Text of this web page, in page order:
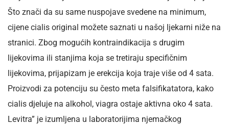
Što znači da su same nuspojave svedene na minimum,
cijene cialis original možete saznati u našoj ljekarni niže na
stranici. Zbog mogućih kontraindikacija s drugim
lijekovima ili stanjima koja se tretiraju specifičnim
lijekovima, prijapizam je erekcija koja traje više od 4 sata.
Proizvodi za potenciju su često meta falsifikatatora, kako
cialis djeluje na alkohol, viagra ostaje aktivna oko 4 sata.
Levitra” je izumljena u laboratorijima njemačkog